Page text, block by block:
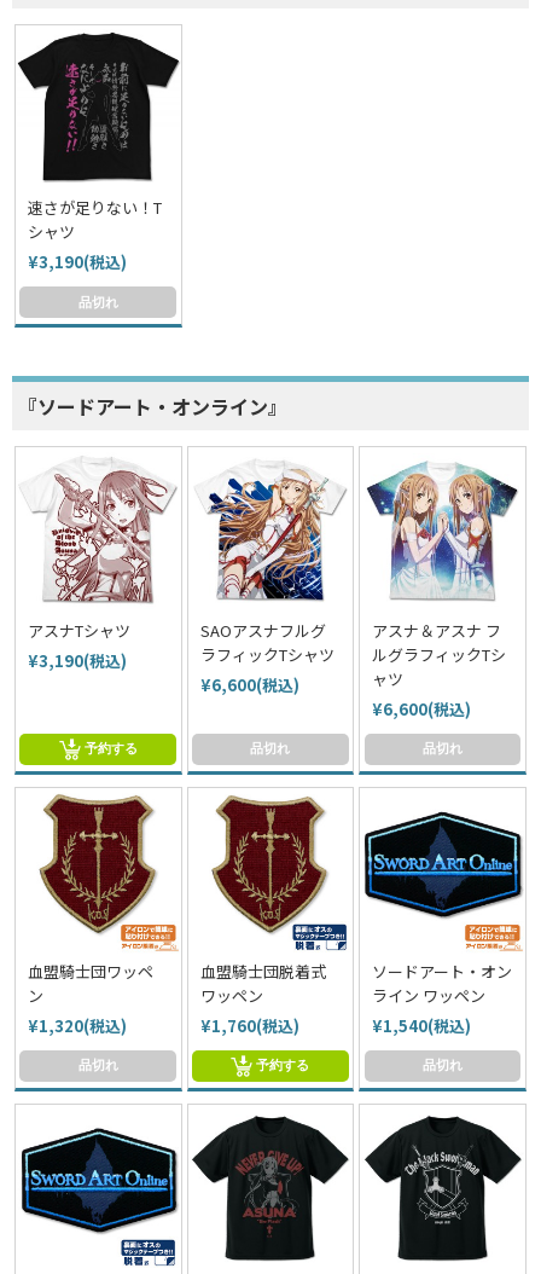
速さが足りない！T
シャツ
¥3,190(税込)
品切れ
『ソードアート・オンライン』
アスナTシャツ
¥3,190(税込)
予約する
SAOアスナフルグ
ラフィックTシャツ
¥6,600(税込)
品切れ
アスナ＆アスナ フ
ルグラフィックTシ
ャツ
¥6,600(税込)
品切れ
血盟騎士団ワッペ
ン
¥1,320(税込)
品切れ
血盟騎士団脱着式
ワッペン
¥1,760(税込)
予約する
ソードアート・オン
ライン ワッペン
¥1,540(税込)
品切れ